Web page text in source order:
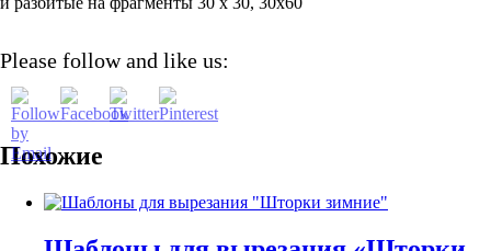
Please follow and like us:
Похожие